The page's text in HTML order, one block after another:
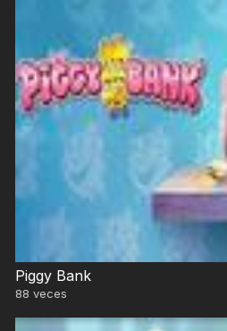
Piggy Bank
88 veces